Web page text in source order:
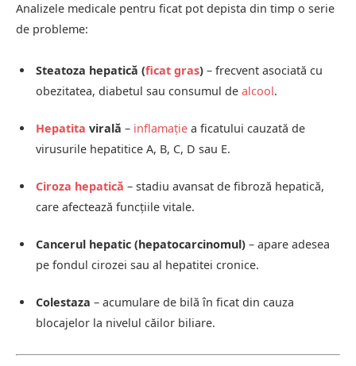
Analizele medicale pentru ficat pot depista din timp o serie
de probleme:
Steatoza hepatică (ficat gras) – frecvent asociată cu
obezitatea, diabetul sau consumul de alcool.
Hepatita virală – inflamație a ficatului cauzată de
virusurile hepatitice A, B, C, D sau E.
Ciroza hepatică – stadiu avansat de fibroză hepatică,
care afectează funcțiile vitale.
Cancerul hepatic (hepatocarcinomul) – apare adesea
pe fondul cirozei sau al hepatitei cronice.
Colestaza – acumulare de bilă în ficat din cauza
blocajelor la nivelul căilor biliare.